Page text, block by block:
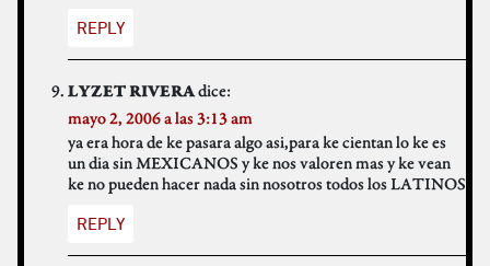
REPLY
LYZET RIVERAdice:
mayo 2, 2006 a las 3:13 am
ya era hora de ke pasara algo asi,para ke cientan lo ke es
un dia sin MEXICANOS y ke nos valoren mas y ke vean
ke no pueden hacer nada sin nosotros todos los LATINOS
REPLY